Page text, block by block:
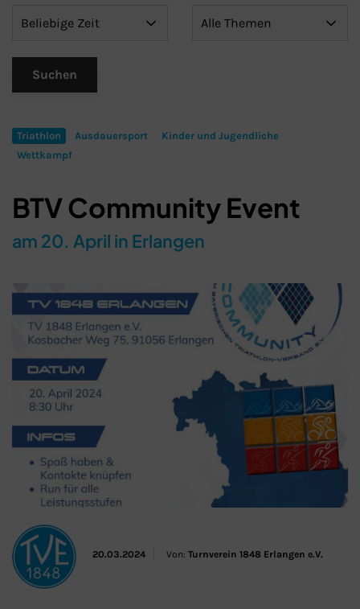
Schließen
Triathlon Ausdauersport
Kinder und Jugendliche
Wettkampf
BTV Community Event
am 20. April in Erlangen
20.03.2024 Von: Turnverein 1848 Erlangen e.V.